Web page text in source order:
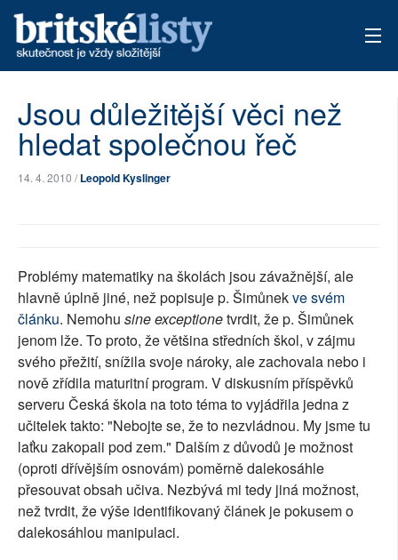
ARCHIV
TÉMATA
Jsou důležitější věci než
hledat společnou řeč
14. 4. 2010 /Leopold Kyslinger
Problémy matematiky na školách jsou závažnější, ale
hlavně úplně jiné, než popisuje p. Šimůnekve svém
článku. Nemohu sine exceptionetvrdit, že p. Šimůnek
jenom lže. To proto, že většina středních škol, v zájmu
svého přežití, snížila svoje nároky, ale zachovala nebo i
nově zřídila maturitní program. V diskusním příspěvků
serveru Česká škola na toto téma to vyjádřila jedna z
učitelek takto: "Nebojte se, že to nezvládnou. My jsme tu
laťku zakopali pod zem." Dalším z důvodů je možnost
(oproti dřívějším osnovám) poměrně dalekosáhle
přesouvat obsah učiva. Nezbývá mi tedy jiná možnost,
než tvrdit, že výše identifikovaný článek je pokusem o
dalekosáhlou manipulaci.